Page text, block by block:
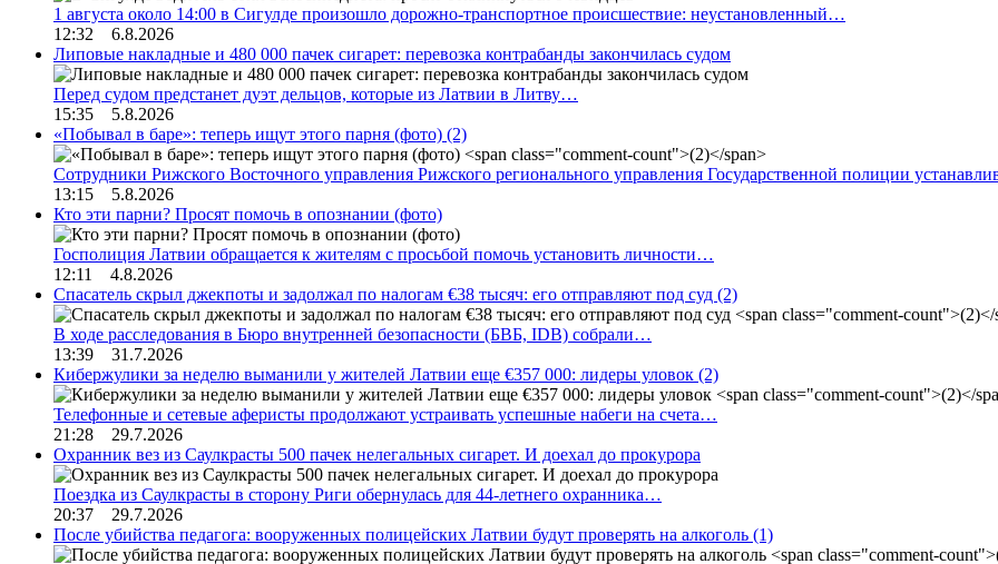
1 августа около 14:00 в Сигулде произошло дорожно-транспортное происшествие: неустановленный…
12:32 6.8.2026
Липовые накладные и 480 000 пачек сигарет: перевозка контрабанды закончилась судом
Перед судом предстанет дуэт дельцов, которые из Латвии в Литву…
15:35 5.8.2026
«Побывал в баре»: теперь ищут этого парня (фото) (2)
Сотрудники Рижского Восточного управления Рижского регионального управления Государственной полиции
13:15 5.8.2026
Кто эти парни? Просят помочь в опознании (фото)
Госполиция Латвии обращается к жителям с просьбой помочь установить личности…
12:11 4.8.2026
Спасатель скрыл джекпоты и задолжал по налогам €38 тысяч: его отправляют под суд (2)
В ходе расследования в Бюро внутренней безопасности (БВБ, IDB) собрали…
13:39 31.7.2026
Кибержулики за неделю выманили у жителей Латвии еще €357 000: лидеры уловок (2)
Телефонные и сетевые аферисты продолжают устраивать успешные набеги на счета…
21:28 29.7.2026
Охранник вез из Саулкрасты 500 пачек нелегальных сигарет. И доехал до прокурора
Поездка из Саулкрасты в сторону Риги обернулась для 44-летнего охранника…
20:37 29.7.2026
После убийства педагога: вооруженных полицейских Латвии будут проверять на алкоголь (1)